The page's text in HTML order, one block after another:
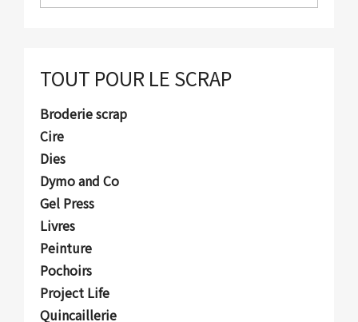
TOUT POUR LE SCRAP
Broderie scrap
Cire
Dies
Dymo and Co
Gel Press
Livres
Peinture
Pochoirs
Project Life
Quincaillerie